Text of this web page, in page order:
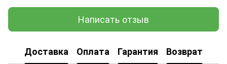
Написать отзыв
Доставка Оплата Гарантия Возврат